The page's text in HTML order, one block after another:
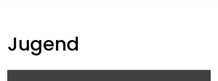
Jugend